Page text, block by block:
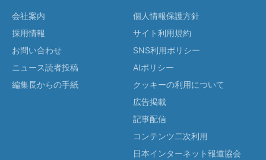
会社案内
採用情報
お問い合わせ
ニュース読者投稿
編集長からの手紙
個人情報保護方針
サイト利用規約
SNS利用ポリシー
AIポリシー
クッキーの利用について
広告掲載
記事配信
コンテンツ二次利用
日本インターネット報道協会